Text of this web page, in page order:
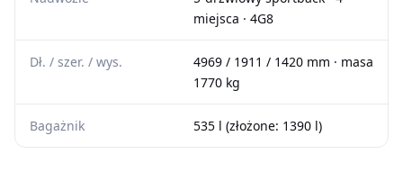
miejsca · 4G8
Dł. / szer. / wys.
4969 / 1911 / 1420 mm · masa
1770 kg
Bagażnik 535 l (złożone: 1390 l)